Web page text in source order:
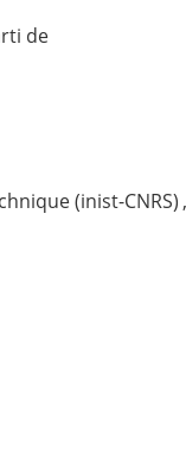
de
(inist-CNRS) ,